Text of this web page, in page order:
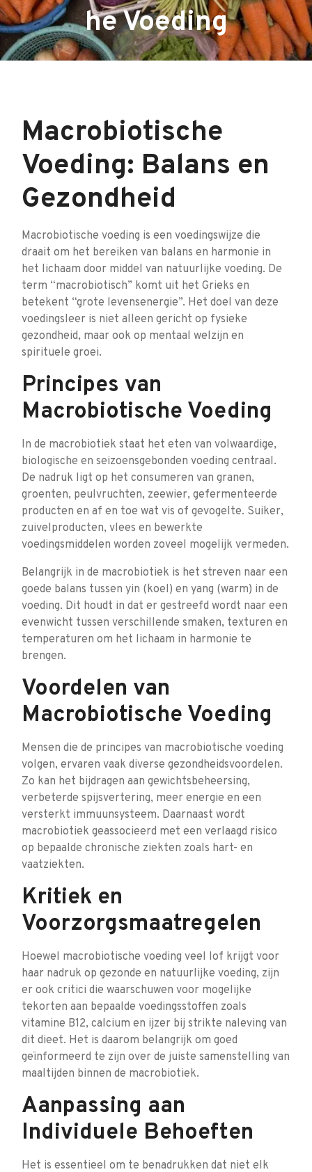
he Voeding
Macrobiotische
Voeding: Balans en
Gezondheid
Macrobiotische voeding is een voedingswijze die
draait om het bereiken van balans en harmonie in
het lichaam door middel van natuurlijke voeding. De
term “macrobiotisch” komt uit het Grieks en
betekent “grote levensenergie”. Het doel van deze
voedingsleer is niet alleen gericht op fysieke
gezondheid, maar ook op mentaal welzijn en
spirituele groei.
Principes van
Macrobiotische Voeding
In de macrobiotiek staat het eten van volwaardige,
biologische en seizoensgebonden voeding centraal.
De nadruk ligt op het consumeren van granen,
groenten, peulvruchten, zeewier, gefermenteerde
producten en af en toe wat vis of gevogelte. Suiker,
zuivelproducten, vlees en bewerkte
voedingsmiddelen worden zoveel mogelijk vermeden.
Belangrijk in de macrobiotiek is het streven naar een
goede balans tussen yin (koel) en yang (warm) in de
voeding. Dit houdt in dat er gestreefd wordt naar een
evenwicht tussen verschillende smaken, texturen en
temperaturen om het lichaam in harmonie te
brengen.
Voordelen van
Macrobiotische Voeding
Mensen die de principes van macrobiotische voeding
volgen, ervaren vaak diverse gezondheidsvoordelen.
Zo kan het bijdragen aan gewichtsbeheersing,
verbeterde spijsvertering, meer energie en een
versterkt immuunsysteem. Daarnaast wordt
macrobiotiek geassocieerd met een verlaagd risico
op bepaalde chronische ziekten zoals hart- en
vaatziekten.
Kritiek en
Voorzorgsmaatregelen
Hoewel macrobiotische voeding veel lof krijgt voor
haar nadruk op gezonde en natuurlijke voeding, zijn
er ook critici die waarschuwen voor mogelijke
tekorten aan bepaalde voedingsstoffen zoals
vitamine B12, calcium en ijzer bij strikte naleving van
dit dieet. Het is daarom belangrijk om goed
geïnformeerd te zijn over de juiste samenstelling van
maaltijden binnen de macrobiotiek.
Aanpassing aan
Individuele Behoeften
Het is essentieel om te benadrukken dat niet elk